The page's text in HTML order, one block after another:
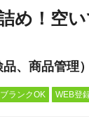
め！空
、商品管理）
ブランクOK WEB登